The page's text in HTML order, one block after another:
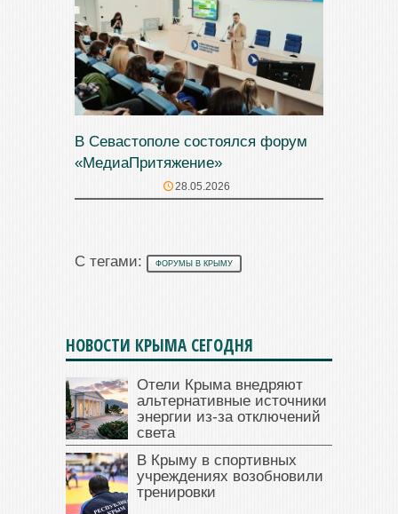
В Севастополе состоялся форум
«МедиаПритяжение»
28.05.2026
С тегами: ФОРУМЫ В КРЫМУ
НОВОСТИ КРЫМА СЕГОДНЯ
Отели Крыма внедряют
альтернативные источники
энергии из-за отключений
света
В Крыму в спортивных
учреждениях возобновили
тренировки